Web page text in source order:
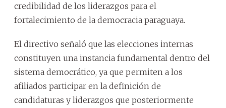
credibilidad de los liderazgos para el
fortalecimiento de la democracia paraguaya.
El directivo señaló que las elecciones internas
constituyen una instancia fundamental dentro del
sistema democrático, ya que permiten a los
afiliados participar en la definición de
candidaturas y liderazgos que posteriormente